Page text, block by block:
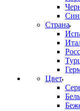
Страна
Цвет